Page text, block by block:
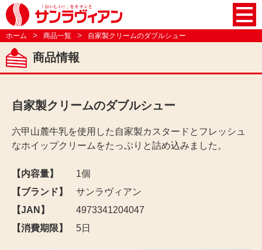
ホーム 商品一覧 自家製クリームのダブルシュー
商品情報
自家製クリームのダブルシュー
六甲山麓牛乳を使用した自家製カスタードとフレッシュ
なホイップクリームをたっぷりと詰め込みました。
【内容量】
1個
【ブランド】
サンラヴィアン
【JAN】
4973341204047
【消費期限】
5日